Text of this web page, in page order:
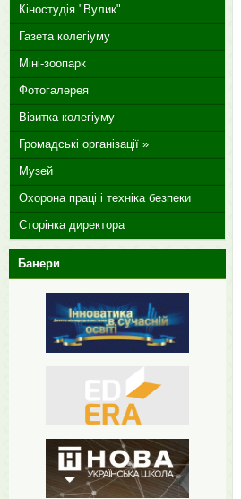
Кіностудія "Вулик"
Газета колегіуму
Міні-зоопарк
Фотогалерея
Візитка колегіуму
Громадські організації »
Музей
Охорона праці і техніка безпеки
Сторінка директора
Банери